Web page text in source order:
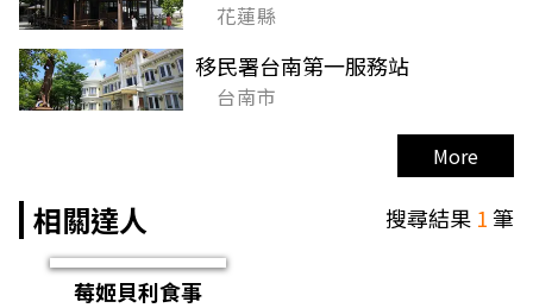
花蓮縣
移民署台南第一服務站
台南市
More
相關達人 搜尋結果 1筆
莓姬貝利食事